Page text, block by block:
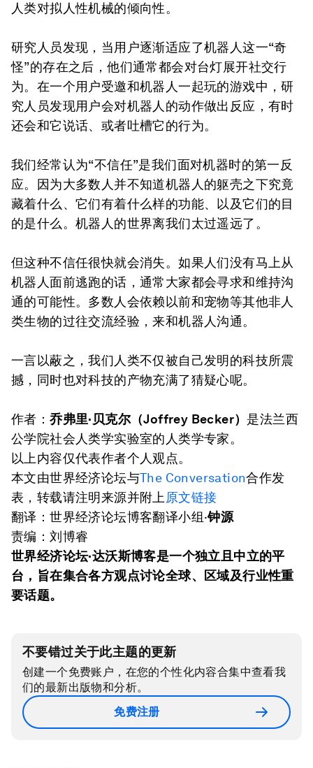
人类对拟人性机械的倾向性。
研究人员发现，当用户逐渐适应了机器人这一“奇
怪”的存在之后，他们通常都会对台灯展开社交行
为。在一个用户受邀和机器人一起玩的游戏中，研
究人员发现用户会对机器人的动作做出反应，有时
还会和它说话、或者吐槽它的行为。
我们经常认为“不信任”是我们面对机器时的第一反
应。因为大多数人并不知道机器人的躯壳之下究竟
藏着什么、它们有着什么样的功能、以及它们的目
的是什么。机器人的世界离我们太过遥远了。
但这种不信任很快就会消失。如果人们没有马上从
机器人面前逃跑的话，通常大家都会寻求和维持沟
通的可能性。多数人会依赖以前和宠物等其他非人
类生物的过往交流经验，来和机器人沟通。
一言以蔽之，我们人类不仅被自己发明的科技所震
撼，同时也对科技的产物充满了猜疑心呢。
作者：乔弗里·贝克尔（Joffrey Becker） 是法兰西
公学院社会人类学实验室的人类学专家。
以上内容仅代表作者个人观点。
本文由世界经济论坛与The Conversation合作发
表，转载请注明来源并附上 原文链接
翻译：世界经济论坛博客翻译小组·钟源
责编：刘博睿
世界经济论坛·达沃斯博客是一个独立且中立的平
台，旨在集合各方观点讨论全球、区域及行业性重
要话题。
不要错过关于此主题的更新
创建一个免费账户，在您的个性化内容合集中查看我
们的最新出版物和分析。
免费注册